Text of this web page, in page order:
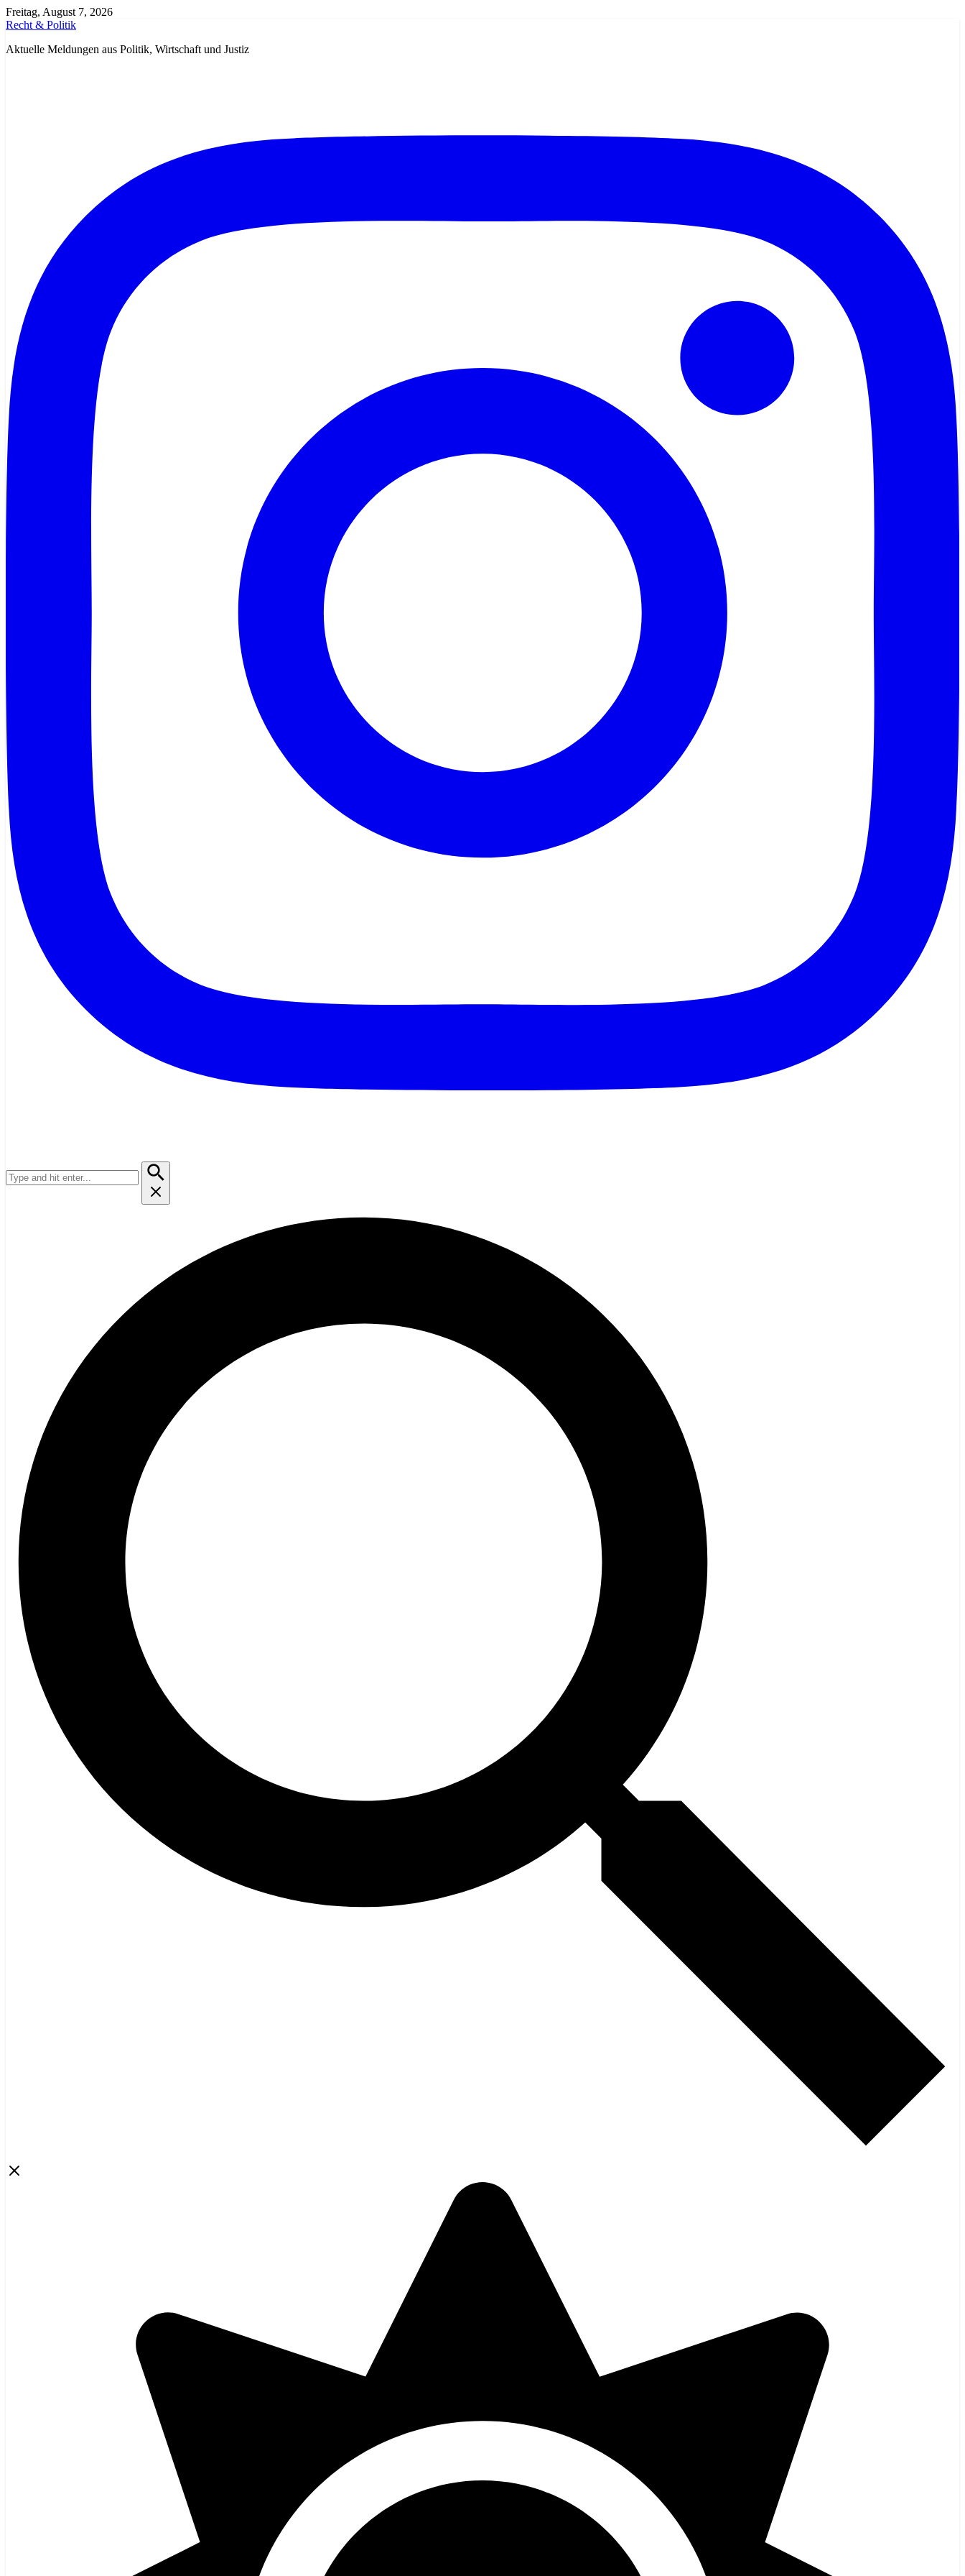
Zum
Inhalt
Freitag, August 7, 2026
Recht & Politik
Aktuelle Meldungen aus Politik, Wirtschaft und Justiz
nach: